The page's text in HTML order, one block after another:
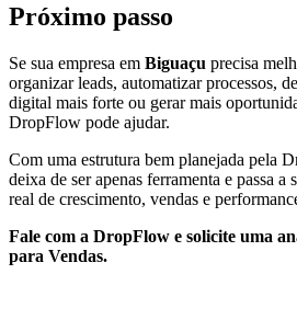
Próximo passo
Se sua empresa em Biguaçu precisa
organizar leads, automatizar processos,
digital mais forte ou gerar mais
DropFlow pode ajudar.
Com uma estrutura bem planejada pela
deixa de ser apenas ferramenta e passa a
real de crescimento, vendas e
Fale com a DropFlow e solicite uma
para Vendas.